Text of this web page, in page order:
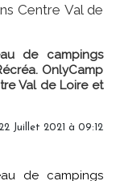
Centre Val de
de campings
OnlyCamp
Val de Loire et
Juillet 2021 à 09:12